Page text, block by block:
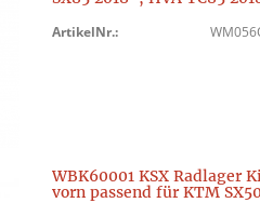
ArtikelNr.:
WBK60001 KSX Radlager
vorn passend für KTM SX50